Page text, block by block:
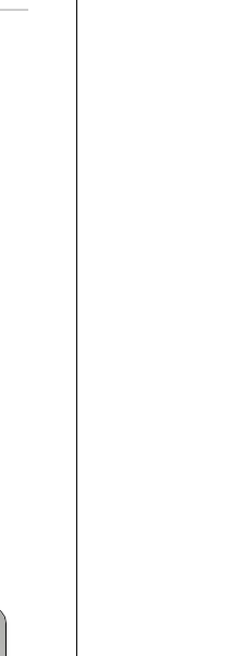
— серый цвет - XS
— серо-голубой цвет - XS